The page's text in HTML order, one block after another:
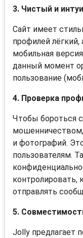
3. Чистый и
Сайт имеет
профилей лёгкий,
мобильная
данный момент
пользование
4. Проверка
Чтобы бороться
и фотографий.
пользователям.
отправлять
5.
Jolly предлагает